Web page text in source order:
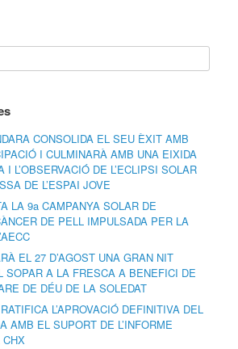
CONSOLIDA EL SEU ÈXIT AMB
I CULMINARÀ AMB UNA EIXIDA
L’OBSERVACIÓ DE L’ECLIPSI SOLAR
DE L’ESPAI JOVE
LA 9a CAMPANYA SOLAR DE
DE PELL IMPULSADA PER LA
EL 27 D’AGOST UNA GRAN NIT
SOPAR A LA FRESCA A BENEFICI DE
DE DÉU DE LA SOLEDAT
L’APROVACIÓ DEFINITIVA DEL
AMB EL SUPORT DE L’INFORME
CHX